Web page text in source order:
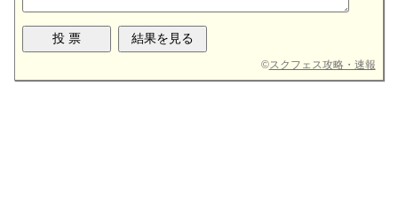
©スクフェス攻略・速報